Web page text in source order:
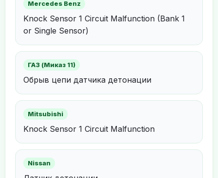
Mercedes Benz
Knock Sensor 1 Circuit Malfunction (Bank 1
or Single Sensor)
ГАЗ (Миказ 11)
Обрыв цепи датчика детонации
Mitsubishi
Knock Sensor 1 Circuit Malfunction
Nissan